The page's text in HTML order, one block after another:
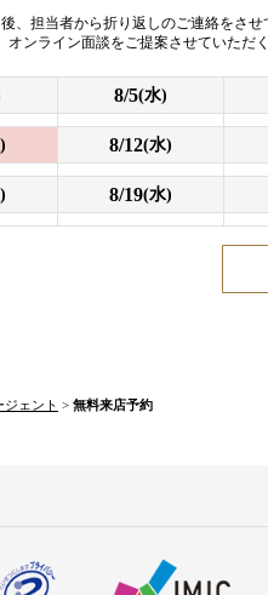
、担当者から折り返しのご連絡をさせ
オンライン面談をご提案させていただ
8/5(水)
8/12(水)
8/19(水)
ェント > 無料来店予約